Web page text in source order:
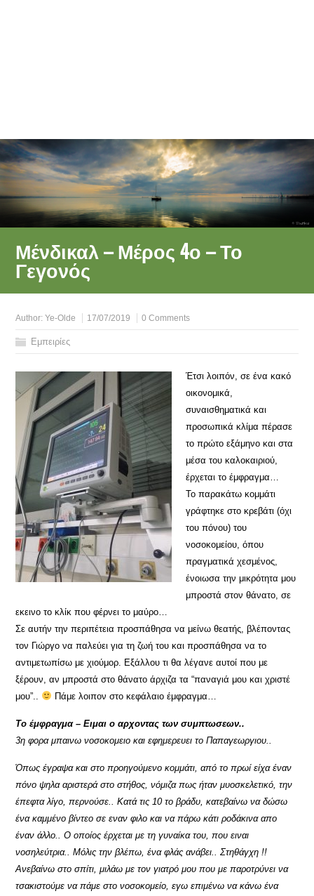
Μένδικαλ – Μέρος 4ο – Το
Γεγονός
Author:Ye-Olde 17/07/2019 0 Comments
Εμπειρίες
Έτσι λοιπόν, σε ένα κακό
οικονομικά,
συναισθηματικά και
προσωπικά κλίμα πέρασε
το πρώτο εξάμηνο και στα
μέσα του καλοκαιριού,
έρχεται το έμφραγμα…
Το παρακάτω κομμάτι
γράφτηκε στο κρεβάτι (όχι
του πόνου) του
νοσοκομείου, όπου
πραγματικά χεσμένος,
ένοιωσα την μικρότητα μου
μπροστά στον θάνατο, σε
εκεινο το κλίκ που φέρνει το μαύρο…
Σε αυτήν την περιπέτεια προσπάθησα να μείνω θεατής, βλέποντας
τον Γιώργο να παλεύει για τη ζωή του και προσπάθησα να το
αντιμετωπίσω με χιούμορ. Εξάλλου τι θα λέγανε αυτοί που με
ξέρουν, αν μπροστά στο θάνατο άρχιζα τα “παναγιά μου και χριστέ
μου”..
Πάμε λοιπον στο κεφάλαιο έμφραγμα…
Το έμφραγμα – Ειμαι ο αρχοντας των συμπτωσεων..
3η φορα μπαινω νοσοκομειο και εφημερευει το Παπαγεωργιου..
Όπως έγραψα και στο προηγούμενο κομμάτι, από το πρωί είχα έναν
πόνο ψηλα αριστερά στο στήθος, νόμιζα πως ήταν μυοσκελετικό, την
έπεφτα λίγο, περνούσε.. Κατά τις 10 το βράδυ, κατεβαίνω να δώσω
ένα καμμένο βίντεο σε εναν φιλο και να πάρω κάτι ροδάκινα απο
έναν άλλο.. Ο οποίος έρχεται με τη γυναίκα του, που ειναι
νοσηλεύτρια.. Μόλις την βλέπω, ένα φλάς ανάβει.. Στηθάγχη !!
Ανεβαίνω στο σπίτι, μιλάω με τον γιατρό μου που με παροτρύνει να
τσακιστούμε να πάμε στο νοσοκομείο, εγω επιμένω να κάνω ένα